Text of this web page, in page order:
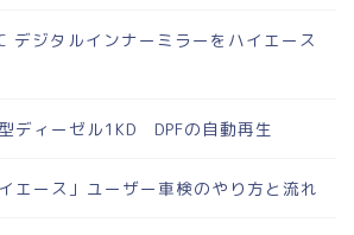
デジタルインナーミラーをハイエース
ディーゼル1KD DPFの自動再生
エース」ユーザー車検のやり方と流れ